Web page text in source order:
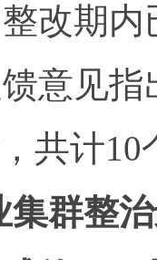
整改期
意见
共计10
集群整